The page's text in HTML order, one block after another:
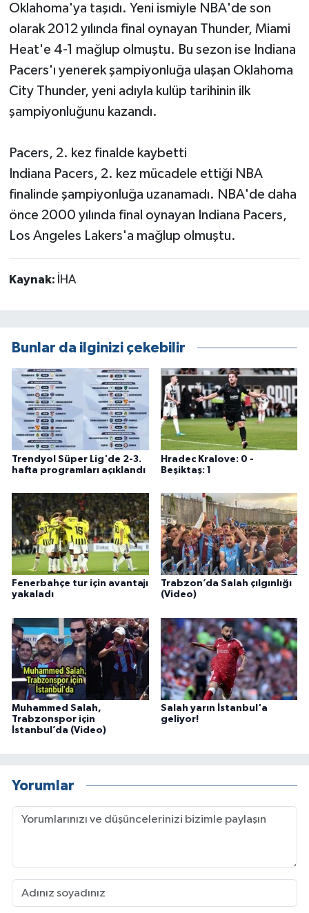
Oklahoma'ya taşıdı. Yeni ismiyle NBA'de son
olarak 2012 yılında final oynayan Thunder, Miami
Heat'e 4-1 mağlup olmuştu. Bu sezon ise Indiana
Pacers'ı yenerek şampiyonluğa ulaşan Oklahoma
City Thunder, yeni adıyla kulüp tarihinin ilk
şampiyonluğunu kazandı.
Pacers, 2. kez finalde kaybetti
Indiana Pacers, 2. kez mücadele ettiği NBA
finalinde şampiyonluğa uzanamadı. NBA'de daha
önce 2000 yılında final oynayan Indiana Pacers,
Los Angeles Lakers'a mağlup olmuştu.
Kaynak: İHA
Bunlar da ilginizi çekebilir
Trendyol Süper Lig'de 2-3.
hafta programları açıklandı
Hradec Kralove: 0 -
Beşiktaş: 1
Fenerbahçe tur için avantajı
yakaladı
Trabzon’da Salah çılgınlığı
(Video)
Muhammed Salah,
Trabzonspor için
İstanbul’da (Video)
Salah yarın İstanbul'a
geliyor!
Yorumlar